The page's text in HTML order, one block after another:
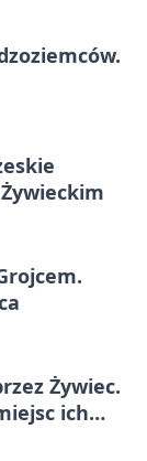
Żywiec.
ich